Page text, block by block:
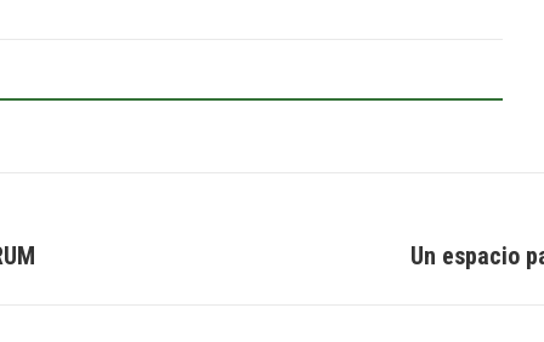
Un espacio